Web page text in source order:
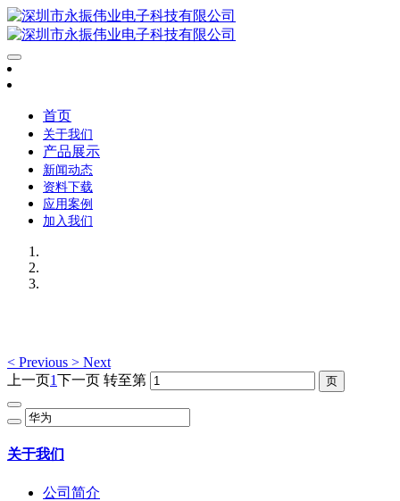
首页
关于我们
产品展示
新闻动态
资料下载
应用案例
加入我们
< Previous > Next
上一页1下一页 转至第
关于我们
公司简介